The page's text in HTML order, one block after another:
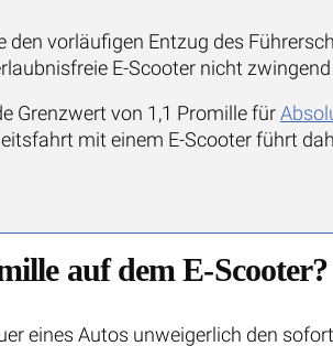
den vorläufigen Entzug des
E-Scooter nicht
Grenzwert von 1,1 Promille für
mit einem E-Scooter führt
auf dem E-
eines Autos unweigerlich den